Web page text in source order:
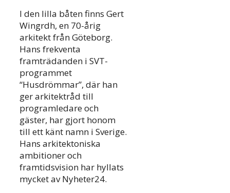
I den lilla båten finns Gert
Wingrdh, en 70-årig
arkitekt från Göteborg.
Hans frekventa
framträdanden i SVT-
programmet
“Husdrömmar”, där han
ger arkitektråd till
programledare och
gäster, har gjort honom
till ett känt namn i Sverige.
Hans arkitektoniska
ambitioner och
framtidsvision har hyllats
mycket av Nyheter24.